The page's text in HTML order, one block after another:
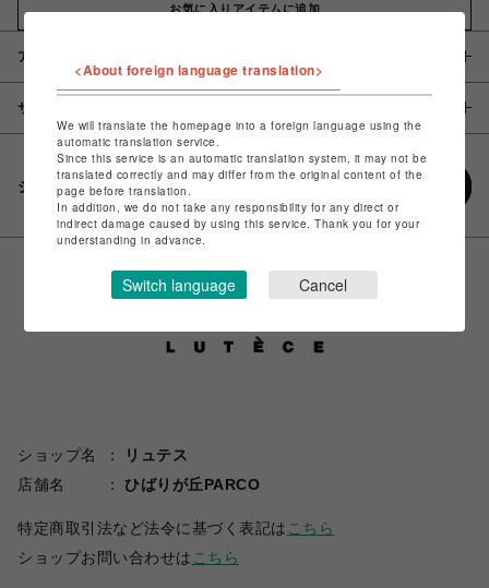
お気に入りアイテムに追加
アイテム説明 / 素材
サイズ
シェアする
ショップ名
リュテス
店舗名
ひばりが丘PARCO
特定商取引法など法令に基づく表記は こちら
ショップお問い合わせは こちら
<About foreign language translation>
We will translate the homepage into a foreign language using the
automatic translation service.
Since this service is an automatic translation system, it may not be
translated correctly and may differ from the original content of the
page before translation.
In addition, we do not take any responsibility for any direct or
indirect damage caused by using this service. Thank you for your
understanding in advance.
Switch language Cancel